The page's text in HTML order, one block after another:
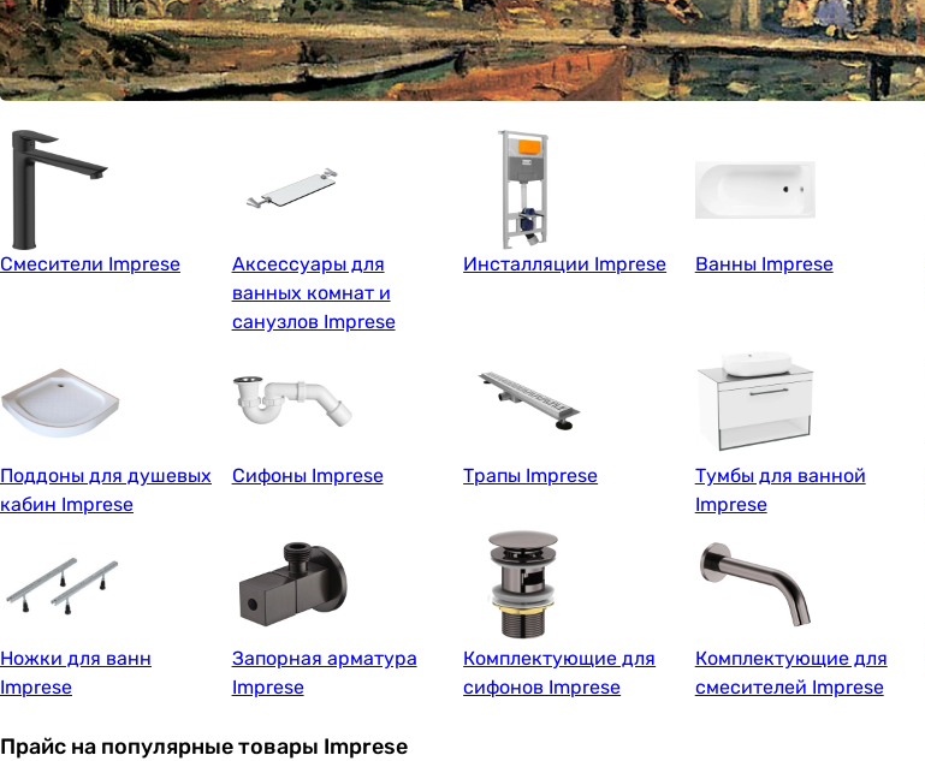
Смесители Imprese
Аксессуары для
ванных комнат и
санузлов Imprese
Инсталляции Imprese Ванны Imprese
Поддоны для душевых
кабин Imprese
Сифоны Imprese Трапы Imprese
Тумбы для ванной
Imprese
Ножки для ванн
Imprese
Запорная арматура
Imprese
Комплектующие для
сифонов Imprese
Комплектующие для
смесителей Imprese
Прайс на популярные товары Imprese